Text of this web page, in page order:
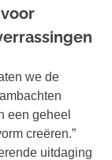
we de
een geheel
creëren.”
uitdaging